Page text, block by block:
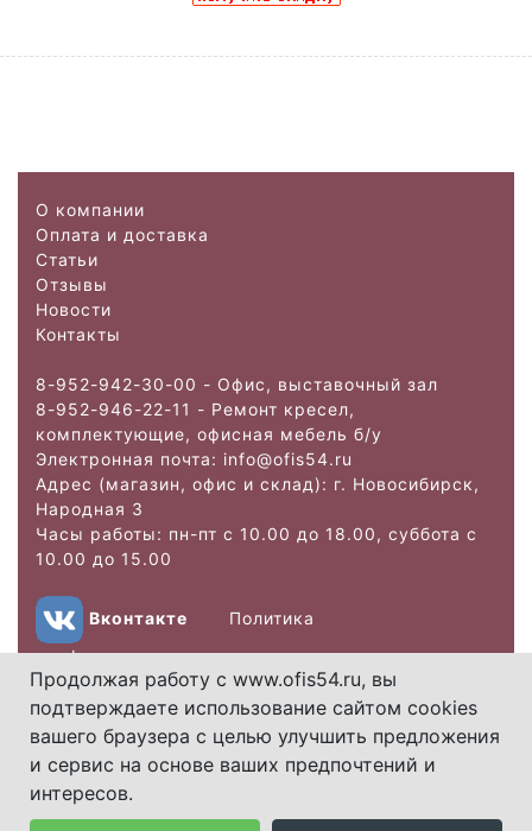
Продолжая работу с www.ofis54.ru, вы
подтверждаете использование сайтом cookies
вашего браузера с целью улучшить предложения
и сервис на основе ваших предпочтений и
интересов.
О компании
Оплата и доставка
Статьи
Отзывы
Новости
Контакты
8-952-942-30-00 - Офис, выставочный зал
8-952-946-22-11 - Ремонт кресел,
комплектующие, офисная мебель б/у
Электронная почта: info@ofis54.ru
Адрес (магазин, офис и склад): г. Новосибирск,
Народная 3
Часы работы: пн-пт с 10.00 до 18.00, суббота с
10.00 до 15.00
Вконтакте
Политика
конфиденциальности
Copyright 2026.
Использование
материалов данного